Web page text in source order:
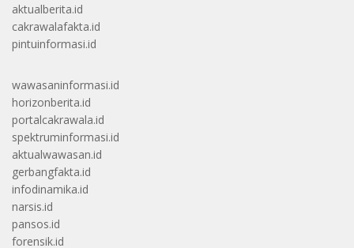
aktualberita.id
cakrawalafakta.id
pintuinformasi.id
wawasaninformasi.id
horizonberita.id
portalcakrawala.id
spektruminformasi.id
aktualwawasan.id
gerbangfakta.id
infodinamika.id
narsis.id
pansos.id
forensik.id